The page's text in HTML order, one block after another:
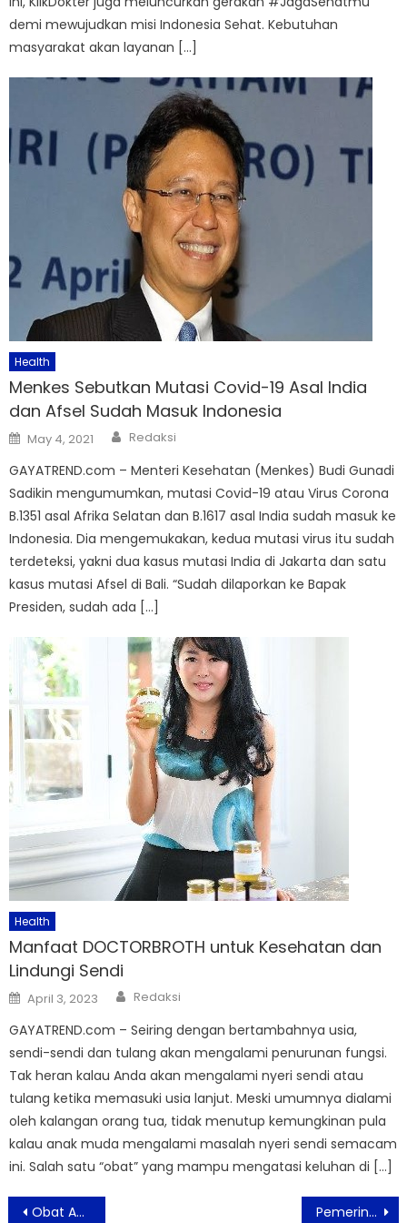
demi mewujudkan misi Indonesia Sehat. Kebutuhan
masyarakat akan layanan […]
Health
Menkes Sebutkan Mutasi Covid-19 Asal India
dan Afsel Sudah Masuk Indonesia
Posted
on
May 4, 2021 Author
Redaksi
GAYATREND.com – Menteri Kesehatan (Menkes) Budi Gunadi
Sadikin mengumumkan, mutasi Covid-19 atau Virus Corona
B.1351 asal Afrika Selatan dan B.1617 asal India sudah masuk ke
Indonesia. Dia mengemukakan, kedua mutasi virus itu sudah
terdeteksi, yakni dua kasus mutasi India di Jakarta dan satu
kasus mutasi Afsel di Bali. “Sudah dilaporkan ke Bapak
Presiden, sudah ada […]
Health
Manfaat DOCTORBROTH untuk Kesehatan dan
Lindungi Sendi
Posted
on
April 3, 2023 Author
Redaksi
GAYATREND.com – Seiring dengan bertambahnya usia,
sendi-sendi dan tulang akan mengalami penurunan fungsi.
Tak heran kalau Anda akan mengalami nyeri sendi atau
tulang ketika memasuki usia lanjut. Meski umumnya dialami
oleh kalangan orang tua, tidak menutup kemungkinan pula
kalau anak muda mengalami masalah nyeri sendi semacam
ini. Salah satu “obat” yang mampu mengatasi keluhan di […]
Post
Obat Anti-koagulan Dapat Mengobati Varian COVID-19 Pemerintah Merevisi Peraturan PPKM Darurat, Tempat Ibadah Tidak Ditutup